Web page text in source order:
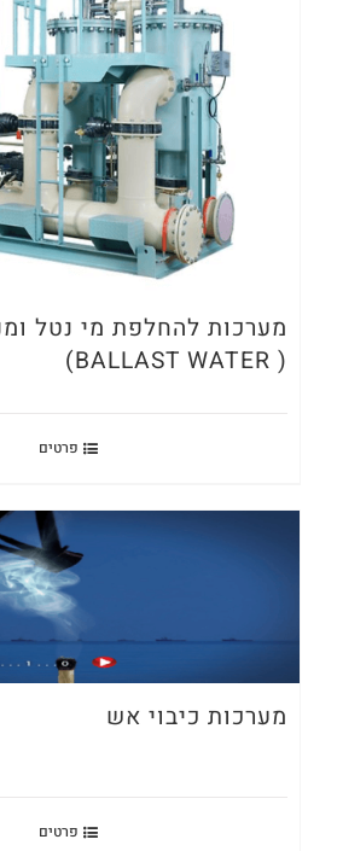
מערכות להחלפת מי נטל
( BALLAST WATER)
פרטים
מערכות כיבוי אש
פרטים